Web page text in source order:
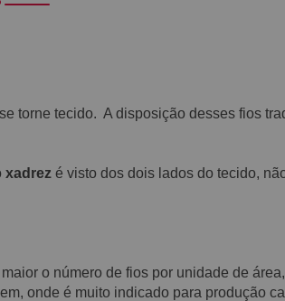
torne tecido. A disposição desses fios
xadrez é visto dos dois lados do tecido,
o número de fios por unidade de
onde é muito indicado para produção